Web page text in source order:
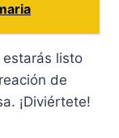
estarás listo
de
¡Diviértete!